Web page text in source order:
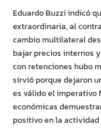
Eduardo Buzzi indicó
extraordinaria, al
cambio multilateral
bajar precios internos
con retenciones hubo
sirvió porque dejaron
es válido el imperativo
económicas
positivo en la